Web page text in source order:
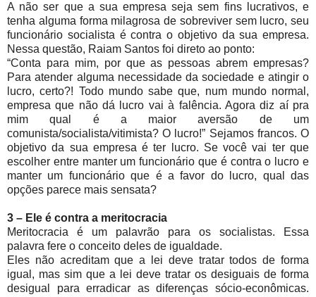
A não ser que a sua empresa seja sem fins lucrativos, e
tenha alguma forma milagrosa de sobreviver sem lucro, seu
funcionário socialista é contra o objetivo da sua empresa.
Nessa questão, Raiam Santos foi direto ao ponto:
“Conta para mim, por que as pessoas abrem empresas?
Para atender alguma necessidade da sociedade e atingir o
lucro, certo?! Todo mundo sabe que, num mundo normal,
empresa que não dá lucro vai à falência. Agora diz aí pra
mim qual é a maior aversão de um
comunista/socialista/vitimista? O lucro!” Sejamos francos. O
objetivo da sua empresa é ter lucro. Se você vai ter que
escolher entre manter um funcionário que é contra o lucro e
manter um funcionário que é a favor do lucro, qual das
opções parece mais sensata?
3 – Ele é contra a meritocracia
Meritocracia é um palavrão para os socialistas. Essa
palavra fere o conceito deles de igualdade.
Eles não acreditam que a lei deve tratar todos de forma
igual, mas sim que a lei deve tratar os desiguais de forma
desigual para erradicar as diferenças sócio-econômicas.